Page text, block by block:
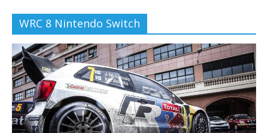
WRC 8 Nintendo Switch